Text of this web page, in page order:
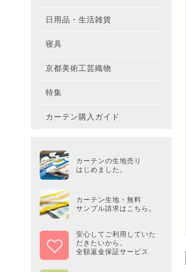
日用品・生活雑貨
寝具
京都美術工芸織物
特集
カーテン購入ガイド
カーテンの生地売り
はじめました。
カーテン生地・無料
サンプル請求はこちら。
安心してご利用していた
だきたいから。
全額返金保証サービス